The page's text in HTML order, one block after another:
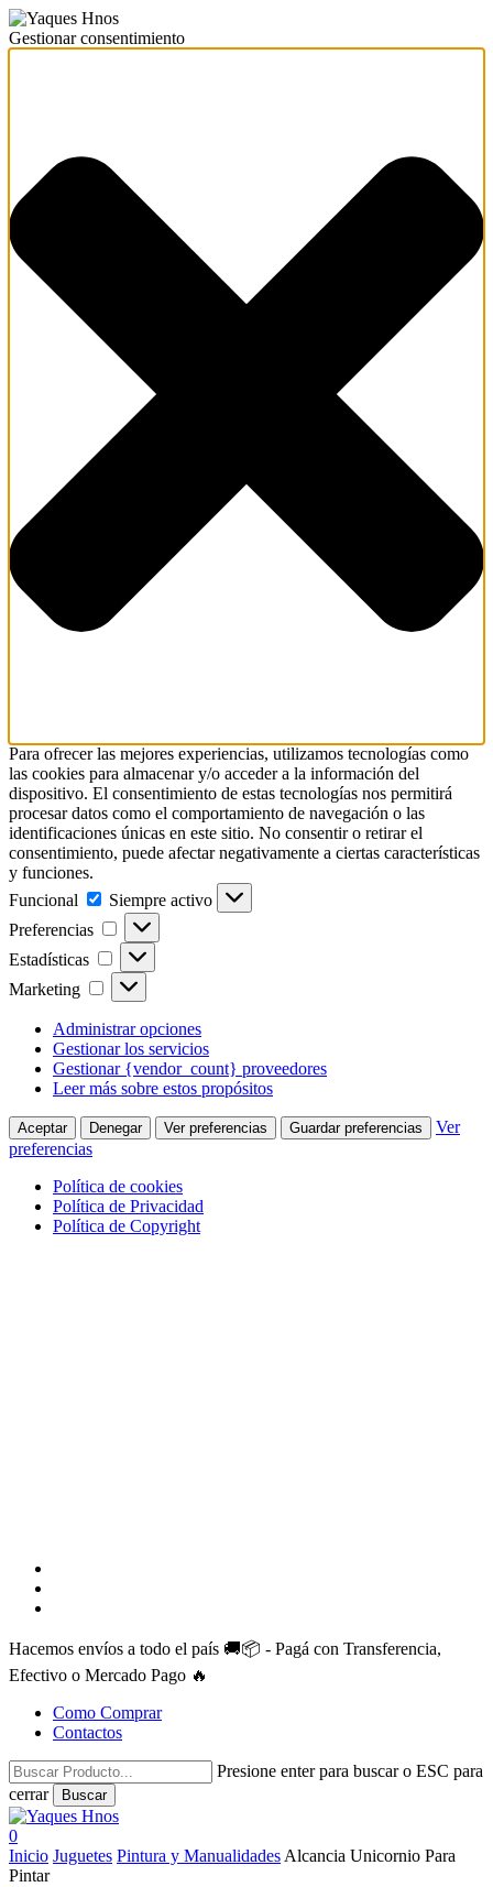
Gestionar consentimiento
Para ofrecer las mejores experiencias, utilizamos tecnologías como
las cookies para almacenar y/o acceder a la información del
dispositivo. El consentimiento de estas tecnologías nos permitirá
procesar datos como el comportamiento de navegación o las
identificaciones únicas en este sitio. No consentir o retirar el
consentimiento, puede afectar negativamente a ciertas características
y funciones.
Funcional
Funcional
Siempre activo
Preferencias
Preferencias
Estadísticas Estadísticas
Marketing Marketing
Administrar opciones
Gestionar los servicios
Gestionar {vendor_count} proveedores
Leer más sobre estos propósitos
Aceptar Denegar Ver preferencias Guardar preferencias
Ver
preferencias
Política de cookies
Política de Privacidad
Política de Copyright
Hacemos envíos a todo el país 🚚📦 - Pagá con Transferencia,
Efectivo o Mercado Pago 🔥
Como Comprar
Contactos
Presione enter para buscar o ESC para
cerrar
Buscar
Close
Search
search
account
0
Menu
Inicio Juguetes Pintura y Manualidades Alcancia Unicornio Para
Pintar